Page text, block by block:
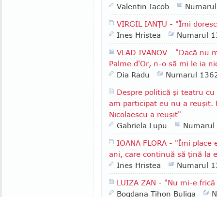
Valentin Iacob
VIRGIL IANŢU - "Îmi
Ines Hristea
Numarul
VLAD IVANOV - "Dacă nu
Palme d'Or, n-o să mi le ia
Dia Radu
Numarul
Despre politică şi teatru cu
am participat eu nu a reuşit.
Nicolaescu a reuşit"
Gabriela Lupu
IOANA FLORA - "Îmi
ani, care continuă să ţină la
Ines Hristea
Numarul
LUIZA ZAN - "Nu mi-e
Bogdana Tihon Buliga